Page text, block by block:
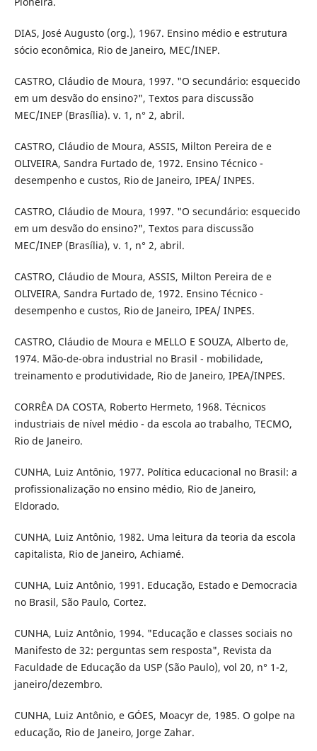
DIAS, José Augusto (org.), 1967. Ensino médio e estrutura
sócio econômica, Rio de Janeiro, MEC/INEP.
CASTRO, Cláudio de Moura, 1997. "O secundário: esquecido
em um desvão do ensino?", Textos para discussão
MEC/INEP (Brasília). v. 1, n° 2, abril.
CASTRO, Cláudio de Moura, ASSIS, Milton Pereira de e
OLIVEIRA, Sandra Furtado de, 1972. Ensino Técnico -
desempenho e custos, Rio de Janeiro, IPEA/ INPES.
CASTRO, Cláudio de Moura, 1997. "O secundário: esquecido
em um desvão do ensino?", Textos para discussão
MEC/INEP (Brasília), v. 1, n° 2, abril.
CASTRO, Cláudio de Moura, ASSIS, Milton Pereira de e
OLIVEIRA, Sandra Furtado de, 1972. Ensino Técnico -
desempenho e custos, Rio de Janeiro, IPEA/ INPES.
CASTRO, Cláudio de Moura e MELLO E SOUZA, Alberto de,
1974. Mão-de-obra industrial no Brasil - mobilidade,
treinamento e produtividade, Rio de Janeiro, IPEA/INPES.
CORRÊA DA COSTA, Roberto Hermeto, 1968. Técnicos
industriais de nível médio - da escola ao trabalho, TECMO,
Rio de Janeiro.
CUNHA, Luiz Antônio, 1977. Política educacional no Brasil: a
profissionalização no ensino médio, Rio de Janeiro,
Eldorado.
CUNHA, Luiz Antônio, 1982. Uma leitura da teoria da escola
capitalista, Rio de Janeiro, Achiamé.
CUNHA, Luiz Antônio, 1991. Educação, Estado e Democracia
no Brasil, São Paulo, Cortez.
CUNHA, Luiz Antônio, 1994. "Educação e classes sociais no
Manifesto de 32: perguntas sem resposta", Revista da
Faculdade de Educação da USP (São Paulo), vol 20, n° 1-2,
janeiro/dezembro.
CUNHA, Luiz Antônio, e GÓES, Moacyr de, 1985. O golpe na
educação, Rio de Janeiro, Jorge Zahar.